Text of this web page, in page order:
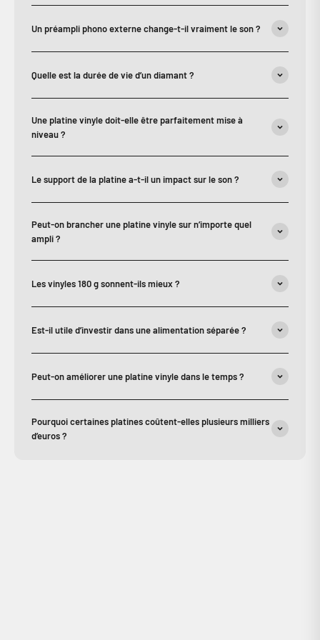
Un préampli phono externe change-t-il vraiment le son ?
Quelle est la durée de vie d’un diamant ?
Une platine vinyle doit-elle être parfaitement mise à
niveau ?
Le support de la platine a-t-il un impact sur le son ?
Peut-on brancher une platine vinyle sur n’importe quel
ampli ?
Les vinyles 180 g sonnent-ils mieux ?
Est-il utile d’investir dans une alimentation séparée ?
Peut-on améliorer une platine vinyle dans le temps ?
Pourquoi certaines platines coûtent-elles plusieurs milliers
d’euros ?